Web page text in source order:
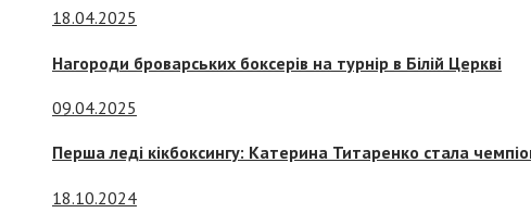
18.04.2025
Нагороди броварських боксерів на турнір в Білій Церкві
09.04.2025
Перша леді кікбоксингу: Катерина Титаренко стала
18.10.2024